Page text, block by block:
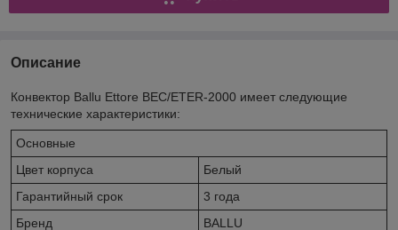
Описание
Конвектор Ballu Ettore BEC/ETER-2000 имеет следующие
технические характеристики:
Основные
Цвет корпуса
Белый
Гарантийный срок
3 года
Бренд
BALLU